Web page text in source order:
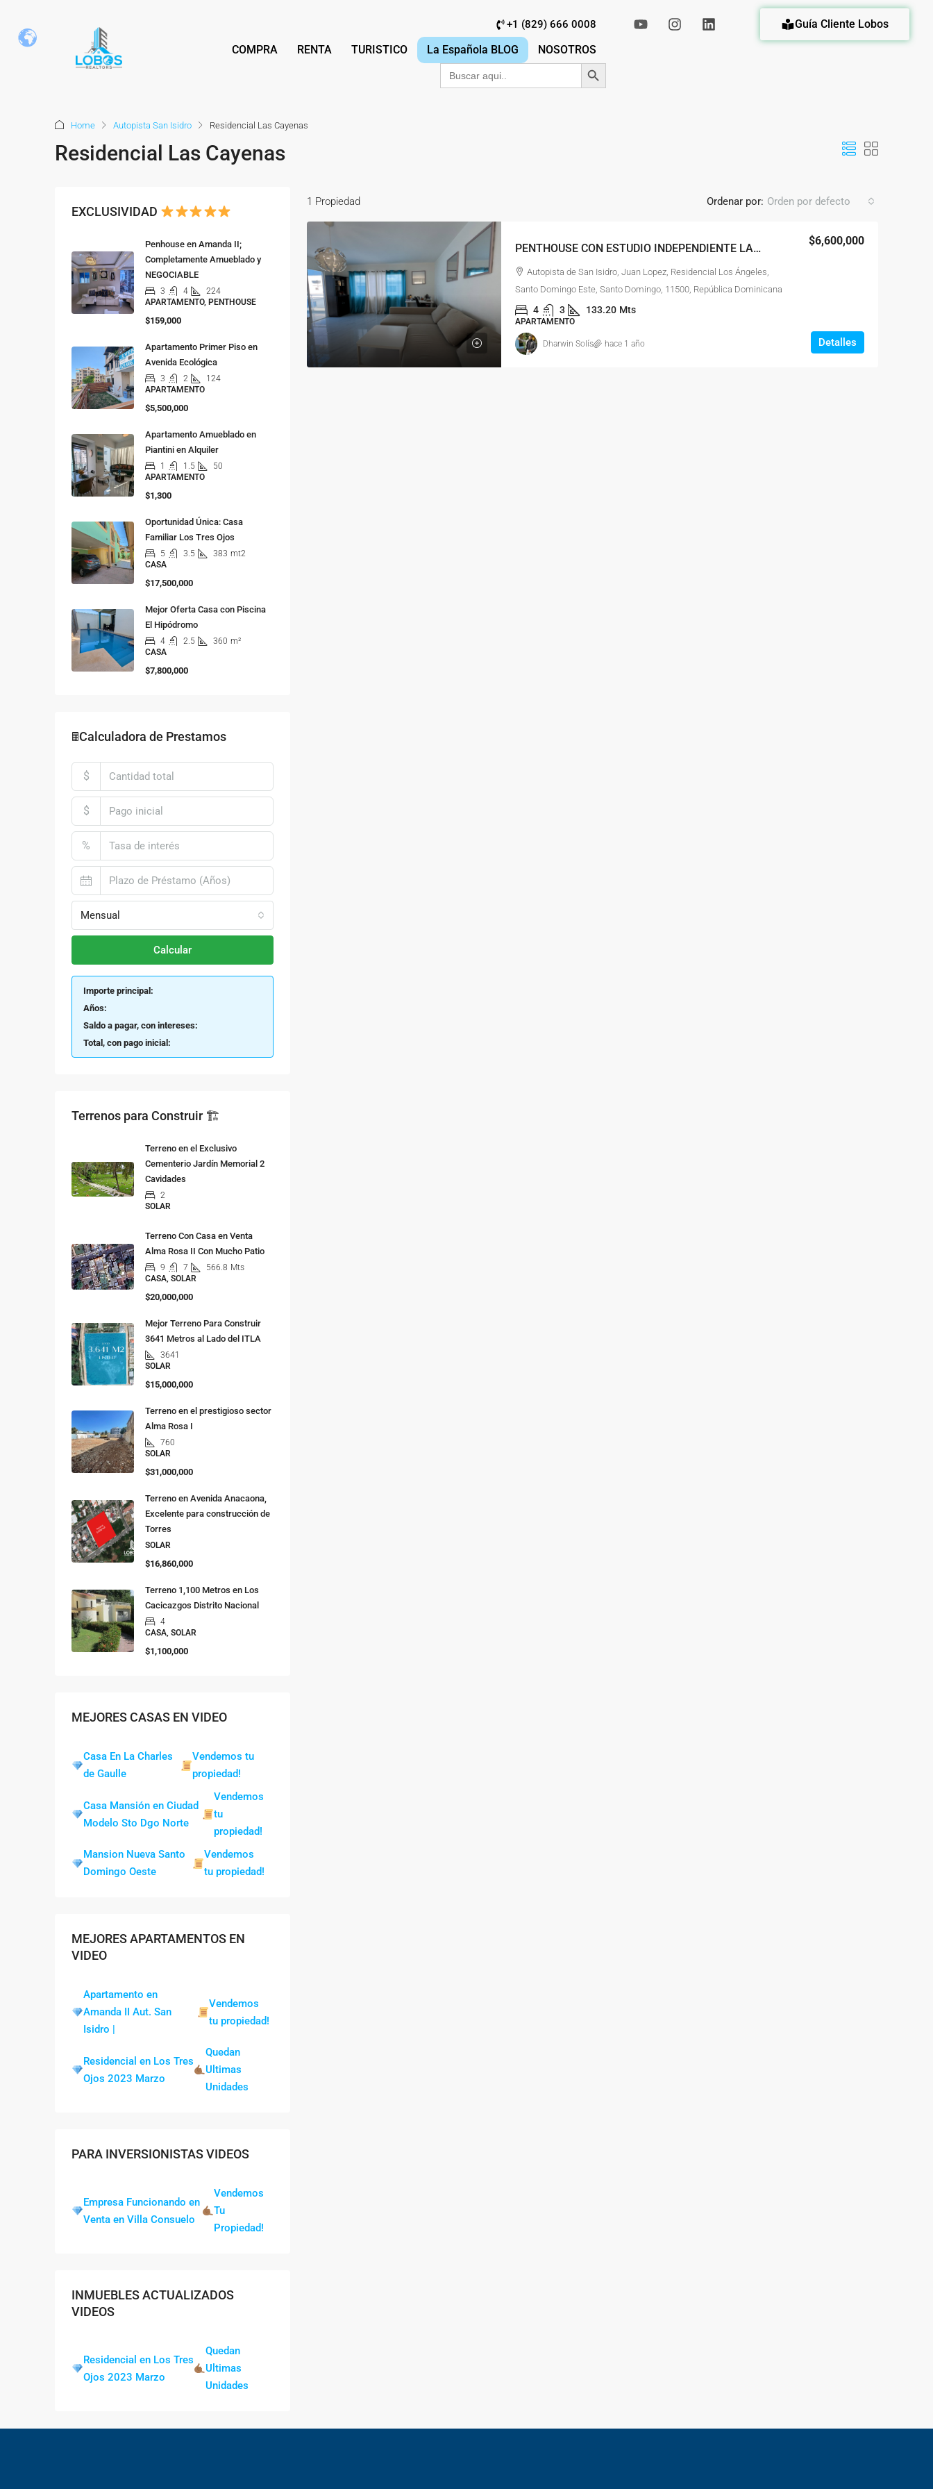
+1 (829) 666 0008
Guía Cliente Lobos
COMPRA
RENTA TURISTICO La Española BLOG
NOSOTROS
Buscar:
Botón de búsqueda
Home Autopista San Isidro Residencial Las Cayenas
Residencial Las Cayenas
1 Propiedad Ordenar por: Orden por defecto
PENTHOUSE CON ESTUDIO INDEPENDIENTE LAS CAYENAS AUT. SAN ISIDRO
$6,600,000
Autopista de San Isidro, Juan Lopez, Residencial Los Ángeles,
Santo Domingo Este, Santo Domingo, 11500, República Dominicana
4 3 133.20 Mts
APARTAMENTO
Detalles
Dharwin Solís hace 1 año
EXCLUSIVIDAD
Penhouse en Amanda II;
Completamente Amueblado y
NEGOCIABLE
3 4
224
APARTAMENTO, PENTHOUSE
$159,000
Apartamento Primer Piso en
Avenida Ecológica
3 2
124
APARTAMENTO
$5,500,000
Apartamento Amueblado en
Piantini en Alquiler
1 1.5
50
APARTAMENTO
$1,300
Oportunidad Única: Casa
Familiar Los Tres Ojos
5 3.5 383 mt2
CASA
$17,500,000
Mejor Oferta Casa con Piscina
El Hipódromo
4 2.5 360 m²
CASA
$7,800,000
🖩Calculadora de Prestamos
$
$
%
Mensual
Calcular
Importe principal:
Años:
Saldo a pagar, con intereses:
Total, con pago inicial:
Terrenos para Construir 🏗
Terreno en el Exclusivo
Cementerio Jardín Memorial 2
Cavidades
2
SOLAR
Terreno Con Casa en Venta
Alma Rosa II Con Mucho Patio
9 7 566.8 Mts
CASA, SOLAR
$20,000,000
Mejor Terreno Para Construir
3641 Metros al Lado del ITLA
3641
SOLAR
$15,000,000
Terreno en el prestigioso sector
Alma Rosa I
760
SOLAR
$31,000,000
Terreno en Avenida Anacaona,
Excelente para construcción de
Torres
SOLAR
$16,860,000
Terreno 1,100 Metros en Los
Cacicazgos Distrito Nacional
4
CASA, SOLAR
$1,100,000
MEJORES CASAS EN VIDEO
Casa En La Charles
de Gaulle
Vendemos tu
propiedad!
Casa Mansión en Ciudad
Modelo Sto Dgo Norte
Vendemos
tu
propiedad!
Mansion Nueva Santo
Domingo Oeste
Vendemos
tu propiedad!
MEJORES APARTAMENTOS EN
VIDEO
Apartamento en
Amanda II Aut. San
Isidro |
Vendemos
tu propiedad!
Residencial en Los Tres
Ojos 2023 Marzo
Quedan
Ultimas
Unidades
PARA INVERSIONISTAS VIDEOS
Empresa Funcionando en
Venta en Villa Consuelo
Vendemos
Tu
Propiedad!
INMUEBLES ACTUALIZADOS
VIDEOS
Residencial en Los Tres
Ojos 2023 Marzo
Quedan
Ultimas
Unidades